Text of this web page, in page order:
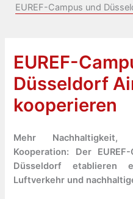
EUREF-Campus und
EUREF-
Düsseldorf
kooperieren
Mehr
Kooperation: Der
Düsseldorf etablieren
Luftverkehr und